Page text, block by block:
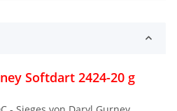
Softdart 2424-20 g